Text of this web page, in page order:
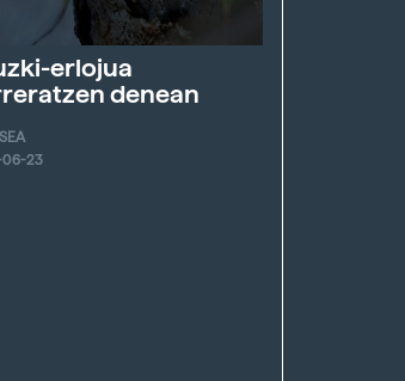
erlojua
denean
23